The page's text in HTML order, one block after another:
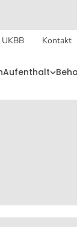
Kontakt
Aufenthalt